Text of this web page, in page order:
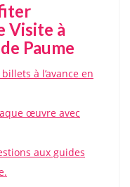
Visite à
Paume
à l’avance en
œuvre avec
aux guides